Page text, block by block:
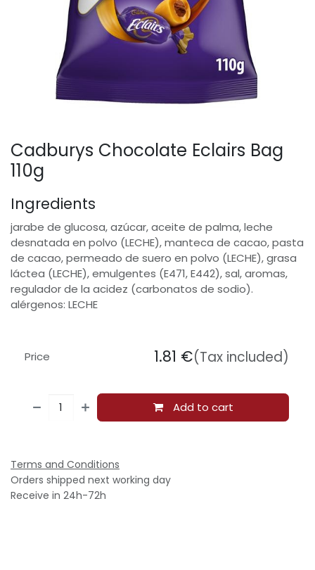
Cadburys Chocolate Eclairs Bag
110g
Ingredients
jarabe de glucosa, azúcar, aceite de palma, leche
desnatada en polvo (LECHE), manteca de cacao, pasta
de cacao, permeado de suero en polvo (LECHE), grasa
láctea (LECHE), emulgentes (E471, E442), sal, aromas,
regulador de la acidez (carbonatos de sodio).
alérgenos: LECHE
Add to cart
Price 1.81 €(Tax included)
Terms and Conditions
Orders shipped next working day
Receive in 24h-72h